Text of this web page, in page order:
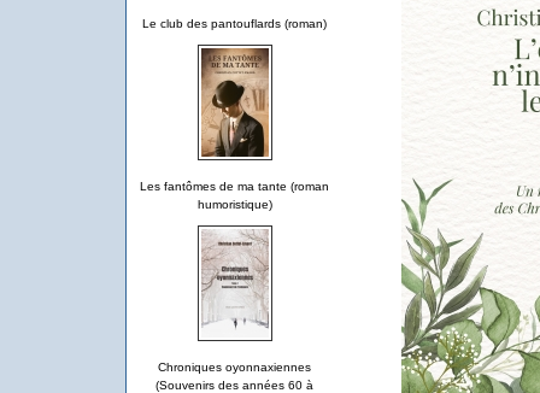
Le club des pantouflards (roman)
Les fantômes de ma tante (roman
humoristique)
Chroniques oyonnaxiennes
(Souvenirs des années 60 à